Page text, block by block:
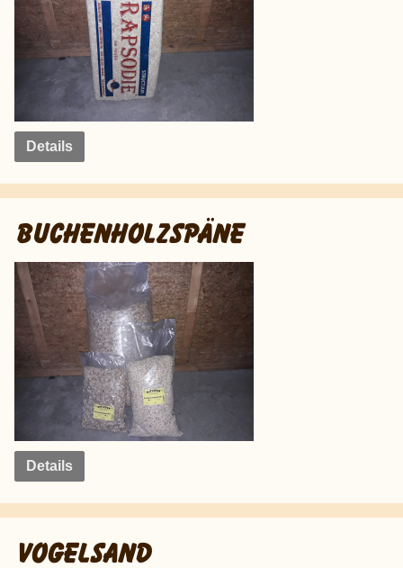
Details
BUCHENHOLZSPÄNE
Details
VOGELSAND